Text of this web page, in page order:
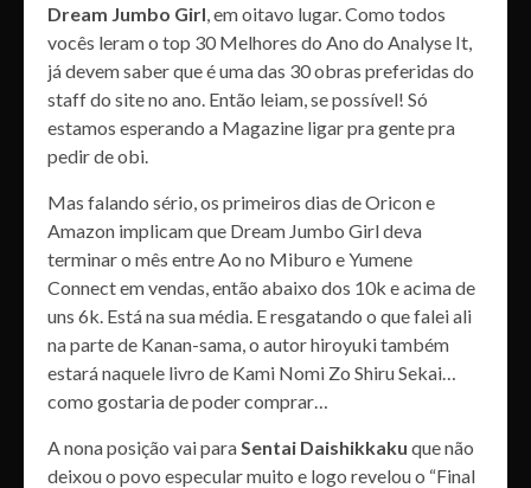
Dream Jumbo Girl , em oitavo lugar. Como todos
vocês leram o top 30 Melhores do Ano do Analyse It,
já devem saber que é uma das 30 obras preferidas do
staff do site no ano. Então leiam, se possível! Só
estamos esperando a Magazine ligar pra gente pra
pedir de obi.
Mas falando sério, os primeiros dias de Oricon e
Amazon implicam que Dream Jumbo Girl deva
terminar o mês entre Ao no Miburo e Yumene
Connect em vendas, então abaixo dos 10k e acima de
uns 6k. Está na sua média. E resgatando o que falei ali
na parte de Kanan-sama, o autor hiroyuki também
estará naquele livro de Kami Nomi Zo Shiru Sekai…
como gostaria de poder comprar…
A nona posição vai para Sentai Daishikkaku que não
deixou o povo especular muito e logo revelou o “Final